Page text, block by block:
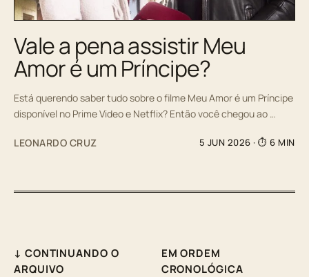
Vale a pena assistir Meu
Amor é um Príncipe?
Está querendo saber tudo sobre o filme Meu Amor é um Príncipe
disponível no Prime Video e Netflix? Então você chegou ao …
LEONARDO CRUZ 5 JUN 2026 · ⏱ 6 MIN
↓ CONTINUANDO O
ARQUIVO
EM ORDEM
CRONOLÓGICA